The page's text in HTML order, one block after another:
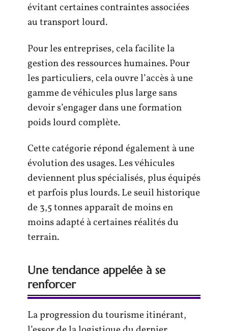
évitant certaines contraintes associées
au transport lourd.
Pour les entreprises, cela facilite la
gestion des ressources humaines. Pour
les particuliers, cela ouvre l’accès à une
gamme de véhicules plus large sans
devoir s’engager dans une formation
poids lourd complète.
Cette catégorie répond également à une
évolution des usages. Les véhicules
deviennent plus spécialisés, plus équipés
et parfois plus lourds. Le seuil historique
de 3,5 tonnes apparaît de moins en
moins adapté à certaines réalités du
terrain.
Une tendance appelée à se
renforcer
La progression du tourisme itinérant,